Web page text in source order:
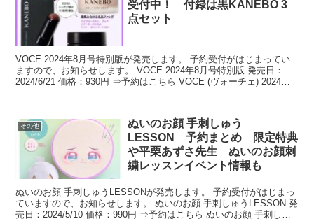
受付中！ 付録は黒KANEBO 3
点セット
VOCE 2024年8月号特別版が発売します。 予約受付がはじまってい
ますので、お知らせします。 VOCE 2024年8月号特別版 発売日：
2024/6/21 価格：930円 ⇒予約はこちら VOCE (ヴォーチェ) 2024年 8
その他
ぬいのお顔 手刺しゅう
LESSON 予約まとめ 限定特典
や平栗あずさ先生 ぬいのお顔刺
繍レッスンイベント情報も
ぬいのお顔 手刺しゅうLESSONが発売します。 予約受付がはじまっ
ていますので、お知らせします。 ぬいのお顔 手刺しゅうLESSON 発
売日：2024/5/10 価格：990円 ⇒予約はこちら ぬいのお顔 手刺しゅ